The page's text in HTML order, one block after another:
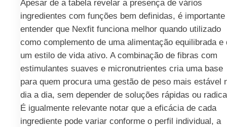
Apesar de a tabela revelar a presença de vários
ingredientes com funções bem definidas, é importante
entender que Nexfit funciona melhor quando utilizado
como complemento de uma alimentação equilibrada e
um estilo de vida ativo. A combinação de fibras com
estimulantes suaves e micronutrientes cria uma base
para quem procura uma gestão de peso mais estável
dia a dia, sem depender de soluções rápidas ou
É igualmente relevante notar que a eficácia de cada
ingrediente pode variar conforme o perfil individual, a